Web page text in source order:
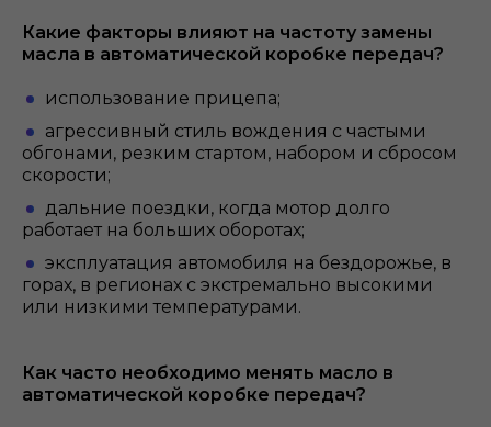
Какие факторы влияют на частоту замены
масла в автоматической коробке передач?
использование прицепа;
агрессивный стиль вождения с частыми
обгонами, резким стартом, набором и сбросом
скорости;
дальние поездки, когда мотор долго
работает на больших оборотах;
эксплуатация автомобиля на бездорожье, в
горах, в регионах с экстремально высокими
или низкими температурами.
Как часто необходимо менять масло в
автоматической коробке передач?